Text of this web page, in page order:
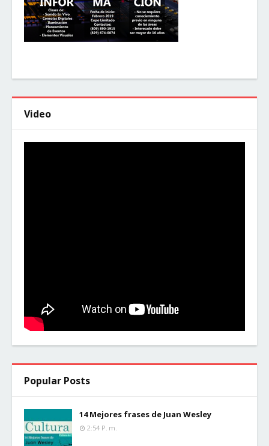
Video
Popular Posts
14 Mejores frases de Juan Wesley
2:54 P. M.